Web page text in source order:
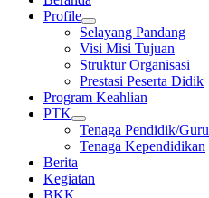
Profile
Selayang Pandang
Visi Misi Tujuan
Struktur Organisasi
Prestasi Peserta Didik
Program Keahlian
PTK
Tenaga Pendidik/Guru
Tenaga Kependidikan
Berita
Kegiatan
BKK